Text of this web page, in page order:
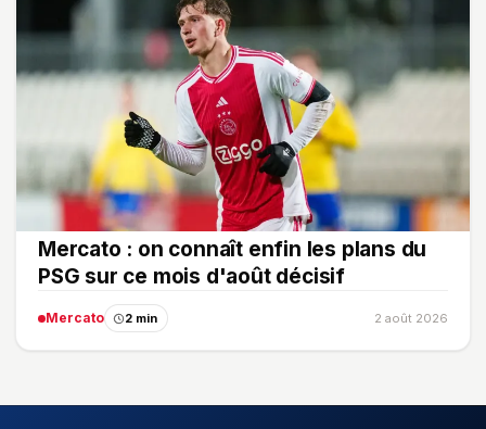
Mercato : on connaît enfin les plans du
PSG sur ce mois d'août décisif
Mercato 2 min 2 août 2026